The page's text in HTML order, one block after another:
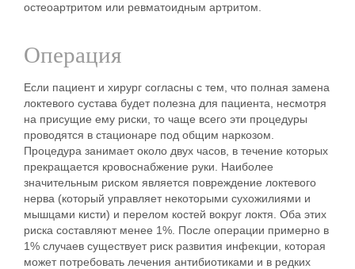
остеоартритом или ревматоидным артритом.
Операция
Если пациент и хирург согласны с тем, что полная замена
локтевого сустава будет полезна для пациента, несмотря
на присущие ему риски, то чаще всего эти процедуры
проводятся в стационаре под общим наркозом.
Процедура занимает около двух часов, в течение которых
прекращается кровоснабжение руки. Наиболее
значительным риском является повреждение локтевого
нерва (который управляет некоторыми сухожилиями и
мышцами кисти) и перелом костей вокруг локтя. Оба этих
риска составляют менее 1%. После операции примерно в
1% случаев существует риск развития инфекции, которая
может потребовать лечения антибиотиками и в редких